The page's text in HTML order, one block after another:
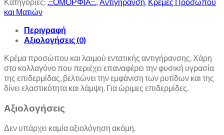
και Ματιών
Περιγραφή
Αξιολογήσεις (0)
Κρέμα προσώπου και λαιμού εντατικής αντιγήρανσης. Χάρη
στο κολλαγόνο που περιέχει επαναφέρει την φυσική υγρασία
της επιδερμίδας, βελτιώνει την εμφάνιση των ρυτίδων και της
δίνει ελαστικότητα και λάμψη. Για ώριμες επιδερμίδες.
Αξιολογήσεις
Δεν υπάρχει καμία αξιολόγηση ακόμη.